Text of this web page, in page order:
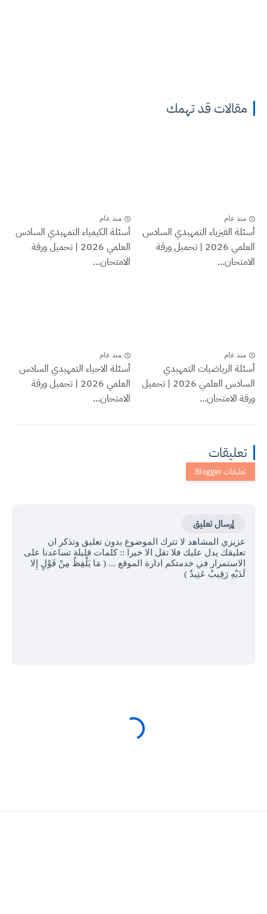
مقالات قد تهمك
منذ عام
أسئلة الفيزياء التمهيدي السادس
العلمي 2026 | تحميل ورقة
الامتحان...
منذ عام
أسئلة الكيمياء التمهيدي السادس
العلمي 2026 | تحميل ورقة
الامتحان...
منذ عام
أسئلة الرياضيات التمهيدي
السادس العلمي 2026 | تحميل
ورقة الامتحان...
منذ عام
أسئلة الاحياء التمهيدي السادس
العلمي 2026 | تحميل ورقة
الامتحان...
تعليقات
إرسال تعليق
عزيزي المشاهد لا تترك الموضوع بدون تعليق وتذكر ان
تعليقك يدل عليك فلا تقل الا خيرا :: كلمات قليلة تساعدنا على
الاستمرار في خدمتكم ادارة الموقع ... ( مَا يَلْفِظُ مِنْ قَوْلٍ إِلا
لَدَيْهِ رَقِيبٌ عَتِيدٌ )